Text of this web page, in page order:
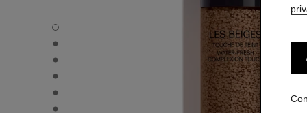
LES BEIGES TOUCHE DE TEINT - Vista por defecto
LES BEIGES TOUCHE DE TEINT - Vista alternativa 3
LES BEIGES TOUCHE DE TEINT - Vista alternativa 1
LES BEIGES TOUCHE DE TEINT - Vista de la textura
LES BEIGES TOUCHE DE TEINT -
LES BEIGES TOUCHE DE TEINT -